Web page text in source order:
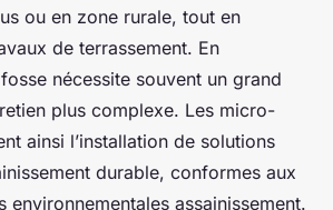
ou en zone rurale, tout en
de terrassement. En
nécessite souvent un grand
plus complexe. Les micro-
ainsi l’installation de solutions
durable, conformes aux
environnementales assainissement.